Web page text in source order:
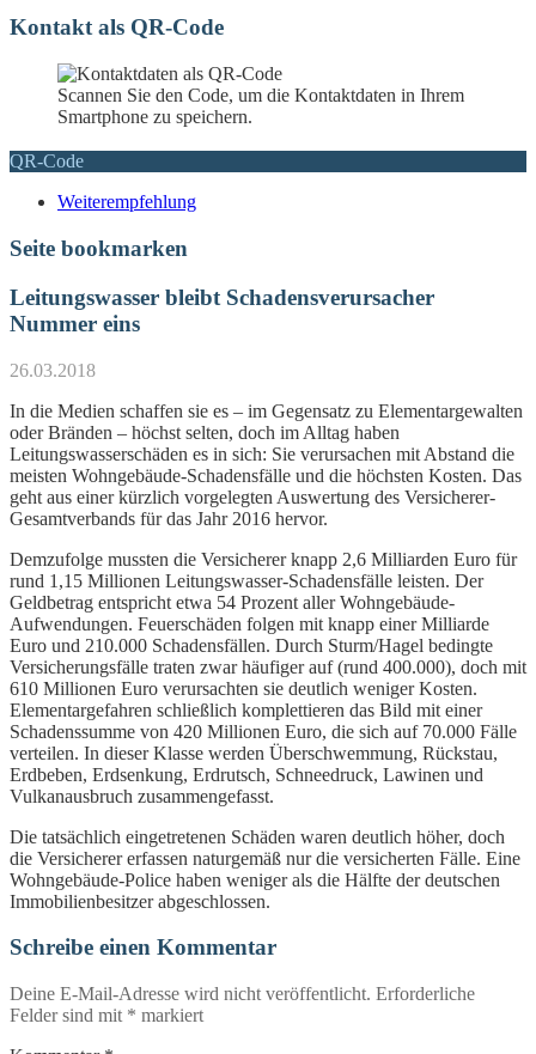
Kontakt als QR-Code
Scannen Sie den Code, um die Kontaktdaten in Ihrem
Smartphone zu speichern.
QR-Code
Weiterempfehlung
Seite bookmarken
Leitungswasser bleibt Schadensverursacher
Nummer eins
26.03.2018
In die Medien schaffen sie es – im Gegensatz zu Elementargewalten
oder Bränden – höchst selten, doch im Alltag haben
Leitungswasserschäden es in sich: Sie verursachen mit Abstand die
meisten Wohngebäude-Schadensfälle und die höchsten Kosten. Das
geht aus einer kürzlich vorgelegten Auswertung des Versicherer-
Gesamtverbands für das Jahr 2016 hervor.
Demzufolge mussten die Versicherer knapp 2,6 Milliarden Euro für
rund 1,15 Millionen Leitungswasser-Schadensfälle leisten. Der
Geldbetrag entspricht etwa 54 Prozent aller Wohngebäude-
Aufwendungen. Feuerschäden folgen mit knapp einer Milliarde
Euro und 210.000 Schadensfällen. Durch Sturm/Hagel bedingte
Versicherungsfälle traten zwar häufiger auf (rund 400.000), doch mit
610 Millionen Euro verursachten sie deutlich weniger Kosten.
Elementargefahren schließlich komplettieren das Bild mit einer
Schadenssumme von 420 Millionen Euro, die sich auf 70.000 Fälle
verteilen. In dieser Klasse werden Überschwemmung, Rückstau,
Erdbeben, Erdsenkung, Erdrutsch, Schneedruck, Lawinen und
Vulkanausbruch zusammengefasst.
Die tatsächlich eingetretenen Schäden waren deutlich höher, doch
die Versicherer erfassen naturgemäß nur die versicherten Fälle. Eine
Wohngebäude-Police haben weniger als die Hälfte der deutschen
Immobilienbesitzer abgeschlossen.
Schreibe einen Kommentar
Deine E-Mail-Adresse wird nicht veröffentlicht. Erforderliche
Felder sind mit * markiert